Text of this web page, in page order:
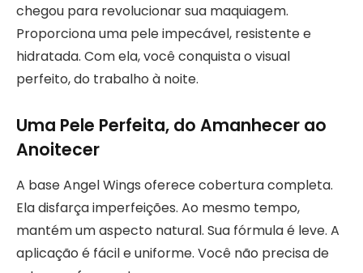
chegou para revolucionar sua maquiagem.
Proporciona uma pele impecável, resistente e
hidratada. Com ela, você conquista o visual
perfeito, do trabalho à noite.
Uma Pele Perfeita, do Amanhecer ao
Anoitecer
A base Angel Wings oferece cobertura completa.
Ela disfarça imperfeições. Ao mesmo tempo,
mantém um aspecto natural. Sua fórmula é leve. A
aplicação é fácil e uniforme. Você não precisa de